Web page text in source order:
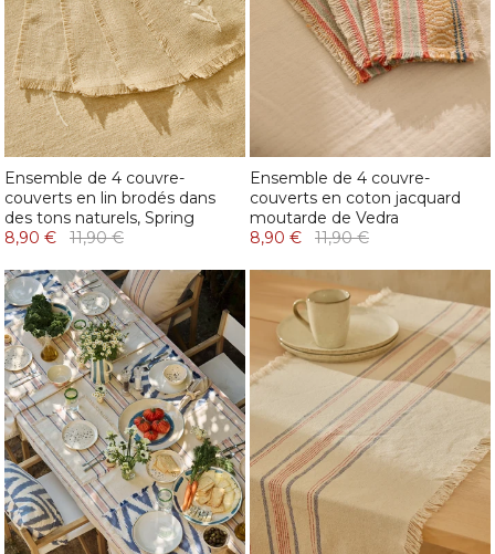
Ensemble de 4 couvre-
couverts en lin brodés dans
des tons naturels, Spring
8,90 €
11,90 €
Ensemble de 4 couvre-
couverts en coton jacquard
moutarde de Vedra
8,90 €
11,90 €